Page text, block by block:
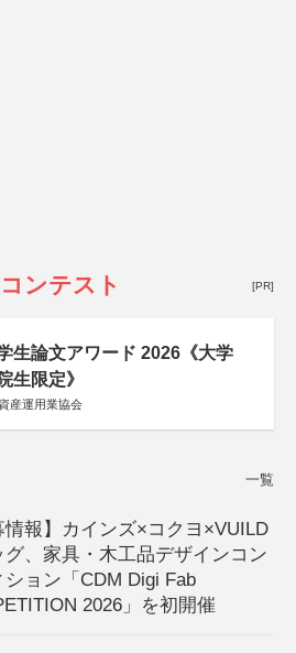
ンテスト [PR]
生論文アワード 2026《大学
生限定》
産運用業協会
一覧
情報】カインズ×コクヨ×VUILD
グ、家具・木工品デザインコン
ション「CDM Digi Fab
2026」を初開催